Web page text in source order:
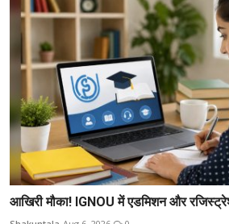
आखिरी मौका! IGNOU में एडमिशन और